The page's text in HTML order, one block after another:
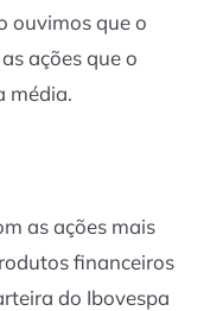
ouvimos que o
ações que o
média.
as ações mais
financeiros
do Ibovespa